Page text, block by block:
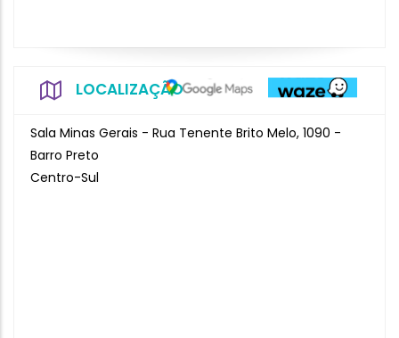
LOCALIZAÇÃO
Sala Minas Gerais - Rua Tenente Brito Melo, 1090 -
Barro Preto
Centro-Sul